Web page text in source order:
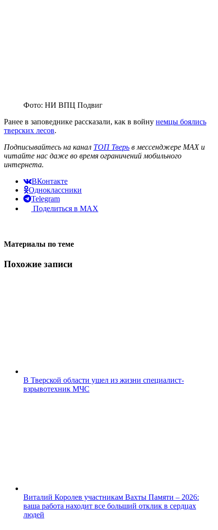
Фото: НИ ВПЦ Подвиг
Ранее в заповеднике рассказали, как в войну немцы боялись
тверских лесов.
Подписывайтесь на канал ТОП Тверь в мессенджере MAX и
читайте нас даже во время ограничений мобильного
интернета.
ВКонтакте
Одноклассники
Telegram
Поделиться в MAX
Материалы по теме
Похожие записи
В Тверской области ушел из жизни специалист-
взрывотехник МЧС
Виталий Королев участникам Вахты Памяти – 2026:
ваша работа находит все больший отклик в сердцах
людей